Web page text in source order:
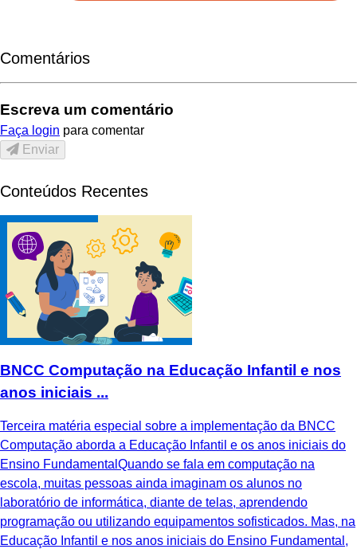
Comentários
Escreva um comentário
Faça login para comentar
Enviar
Conteúdos Recentes
BNCC Computação na Educação Infantil e nos
anos iniciais ...
Terceira matéria especial sobre a implementação da BNCC
Computação aborda a Educação Infantil e os anos iniciais do
Ensino FundamentalQuando se fala em computação na
escola, muitas pessoas ainda imaginam os alunos no
laboratório de informática, diante de telas, aprendendo
programação ou utilizando equipamentos sofisticados. Mas, na
Educação Infantil e nos anos iniciais do Ensino Fundamental,